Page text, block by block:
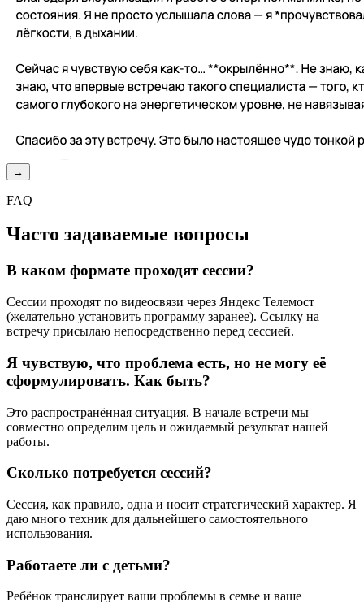
→
FAQ
Часто задаваемые вопросы
В каком формате проходят сессии?
Сессии проходят по видеосвязи через Яндекс Телемост
(желательно установить программу заранее). Ссылку на
встречу присылаю непосредственно перед сессией.
Я чувствую, что проблема есть, но не могу её
сформулировать. Как быть?
Это распространённая ситуация. В начале встречи мы
совместно определим цель и ожидаемый результат нашей
работы.
Сколько потребуется сессий?
Сессия, как правило, одна и носит стратегический характер. Я
даю много техник для дальнейшего самостоятельного
использования.
Работаете ли с детьми?
Ребёнок транслирует ваши проблемы в семье и ваше